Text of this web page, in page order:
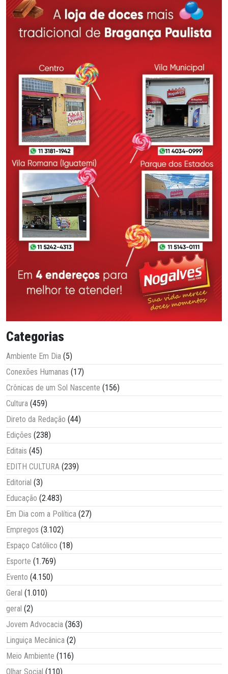
Categorias
Ambiente Em Dia (5)
Conexões Humanas (17)
Crônicas de um Sol Nascente (156)
Cultura (459)
Direto da Redação (44)
Edições (238)
Editais (45)
EDITH CULTURA (239)
Editorial (3)
Educação (2.483)
Em Dia com a Política (27)
Empregos (3.102)
Espaço Católico (18)
Esporte (1.769)
Evento (4.150)
Geral (1.010)
geral (2)
Jovem Advocacia (363)
Linguiça Mecânica (2)
Meio Ambiente (116)
Olhar Social (110)